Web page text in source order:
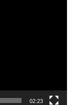
02:23